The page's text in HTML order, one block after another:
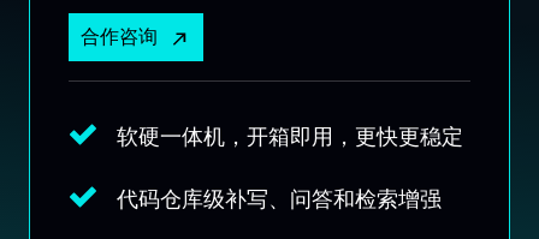
合作咨询
软硬一体机，开箱即用，更快更稳定
代码仓库级补写、问答和检索增强